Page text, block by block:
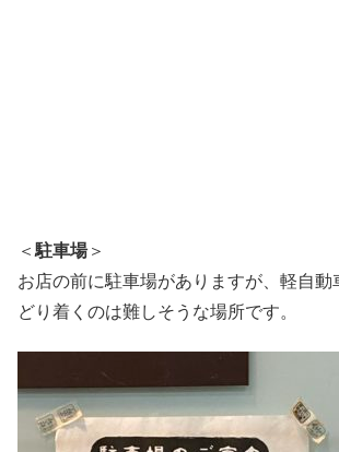
＜ 駐車場＞
お店の前に駐車場がありますが、軽自動
どり着くのは難しそうな場所です。